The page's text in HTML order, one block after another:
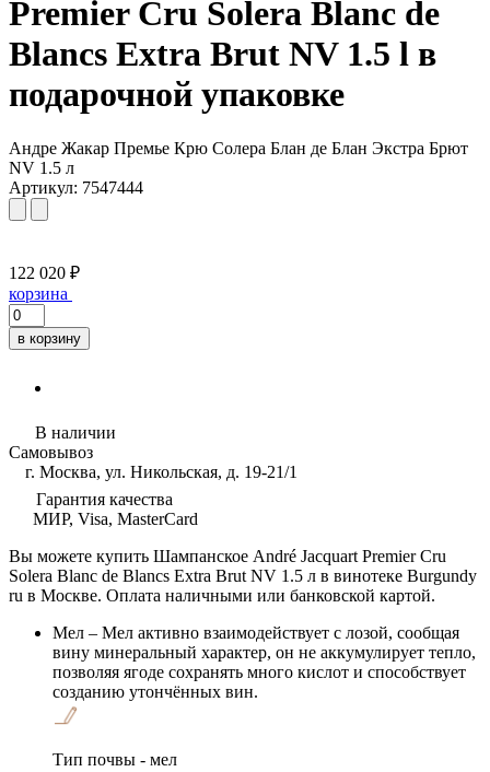
Premier Cru Solera Blanc de
Blancs Extra Brut NV 1.5 l в
подарочной упаковке
Андре Жакар Премье Крю Солера Блан де Блан Экстра Брют
NV 1.5 л
Артикул: 7547444
122 020 ₽
корзина
в корзину
В наличии
Самовывоз
г. Москва, ул. Никольская, д. 19-21/1
Гарантия качества
МИР, Visa, MasterCard
Вы можете купить Шампанское André Jacquart Premier Cru
Solera Blanc de Blancs Extra Brut NV 1.5 л в винотеке Burgundy
ru в Москве. Оплата наличными или банковской картой.
Мел – Мел активно взаимодействует с лозой, сообщая
вину минеральный характер, он не аккумулирует тепло,
позволяя ягоде сохранять много кислот и способствует
созданию утончённых вин.
Тип почвы - мел